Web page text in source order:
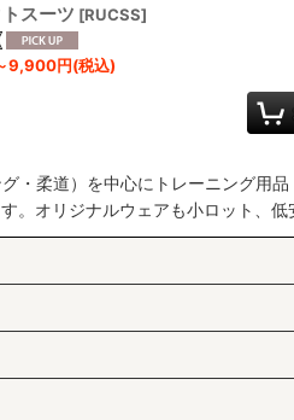
スーツ [RUCSS]
9,900円(税込)
柔道）を中心にトレーニング用
オリジナルウェアも小ロット、低